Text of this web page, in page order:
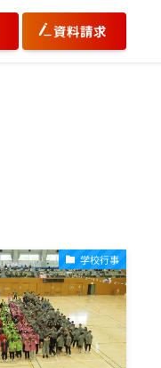
資料請求
学校行事